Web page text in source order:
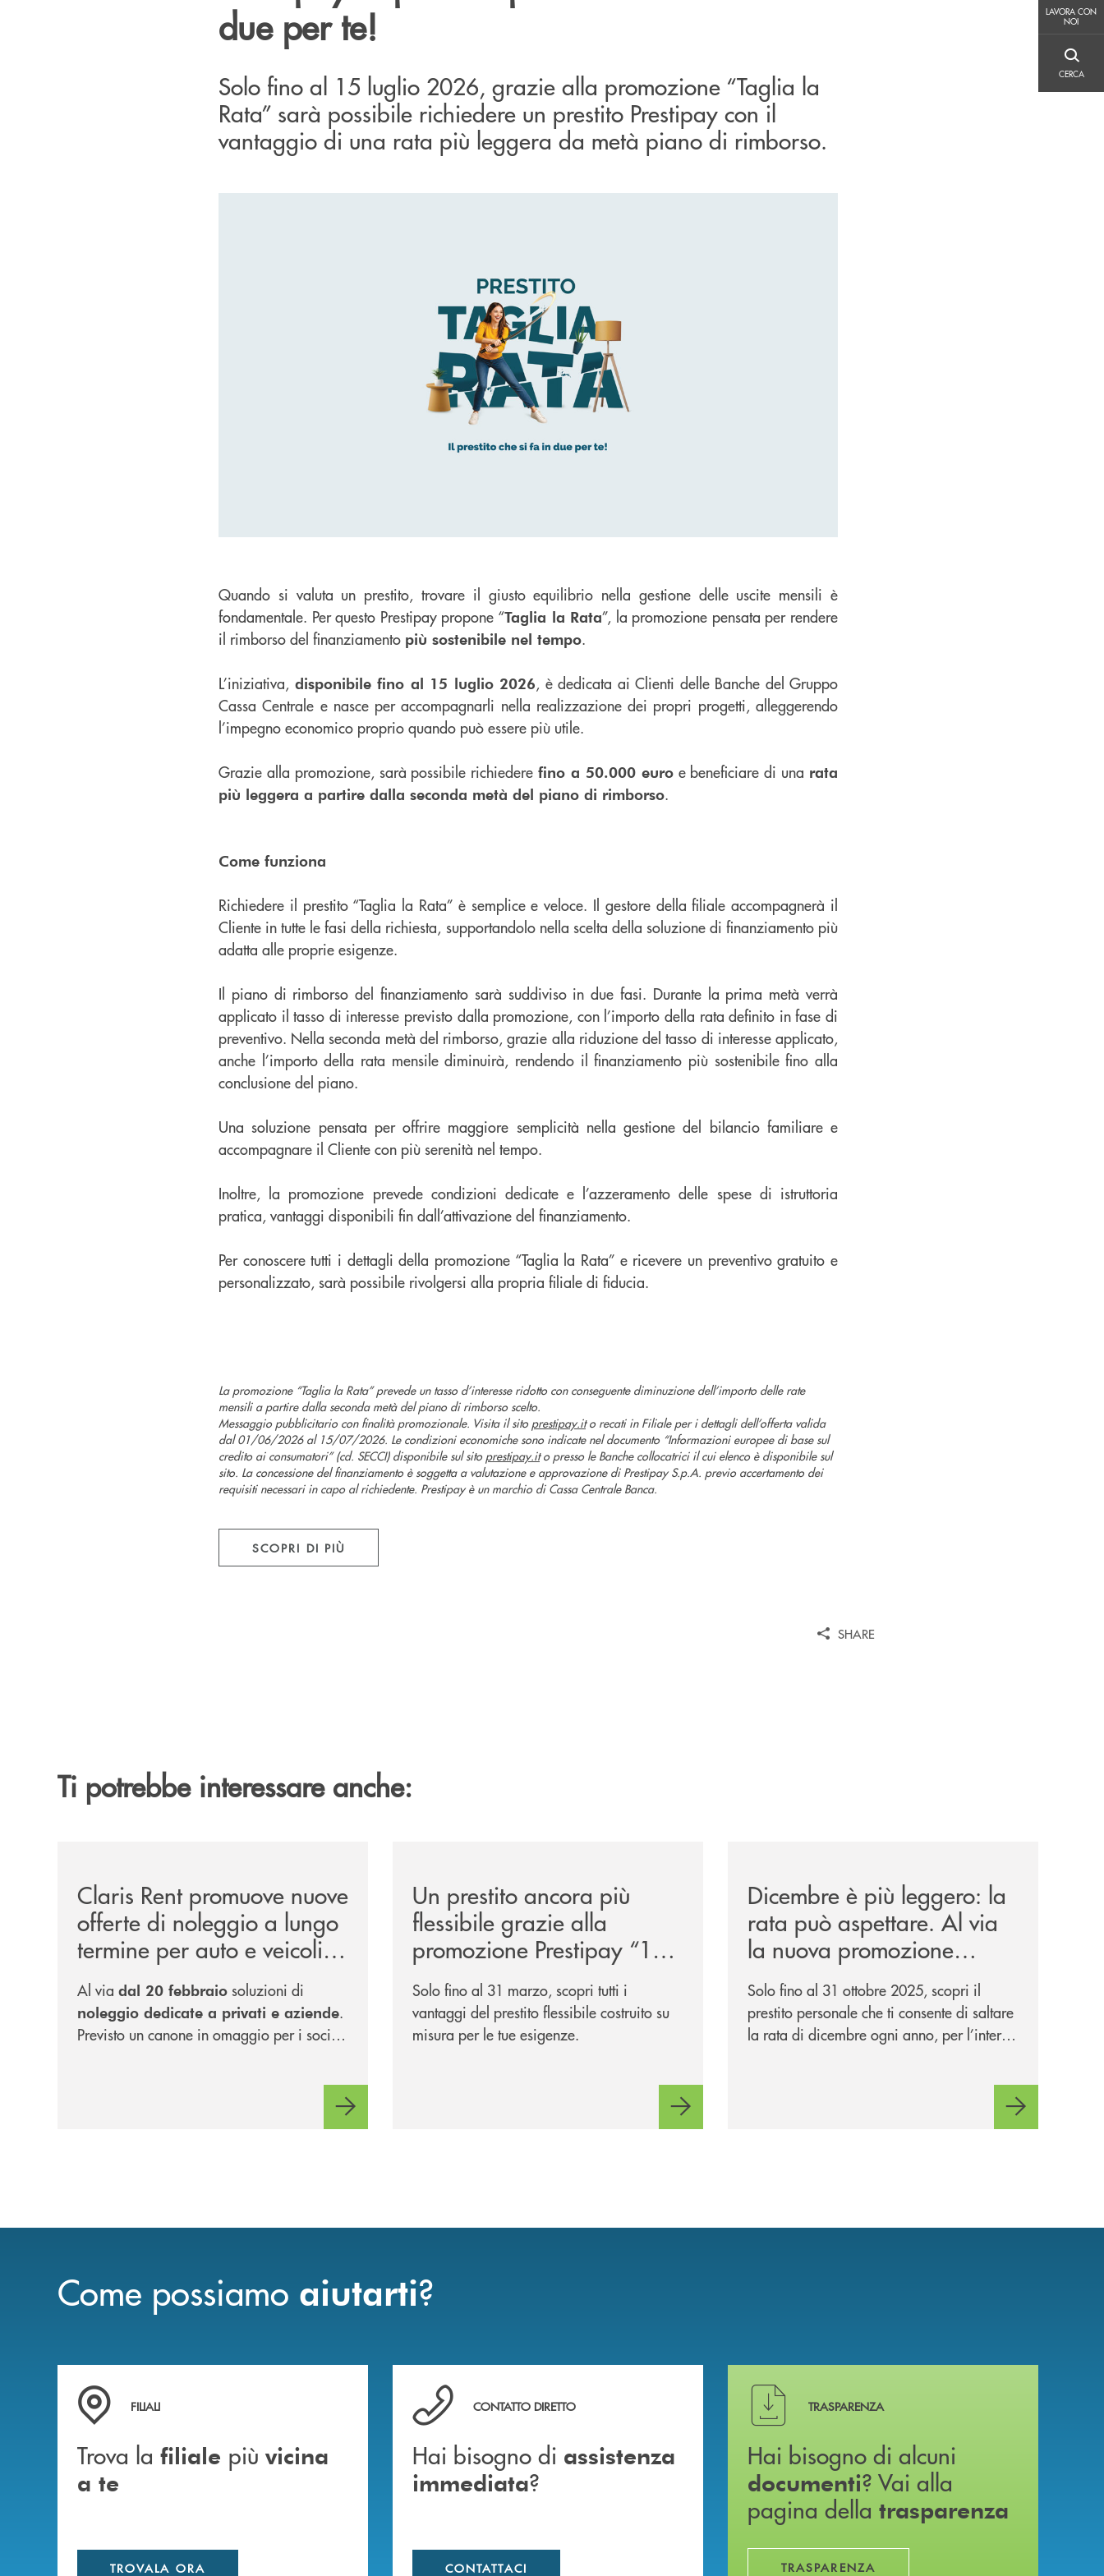
LAVORA CON
NOI
CERCA
due per te!
Solo fino al 15 luglio 2026, grazie alla promozione “Taglia la
Rata” sarà possibile richiedere un prestito Prestipay con il
vantaggio di una rata più leggera da metà piano di rimborso.
Quando si valuta un prestito, trovare il giusto equilibrio nella gestione delle uscite mensili è
fondamentale. Per questo Prestipay propone “Taglia la Rata”, la promozione pensata per rendere
il rimborso del finanziamento più sostenibile nel tempo.
L’iniziativa, disponibile fino al 15 luglio 2026, è dedicata ai Clienti delle Banche del Gruppo
Cassa Centrale e nasce per accompagnarli nella realizzazione dei propri progetti, alleggerendo
l’impegno economico proprio quando può essere più utile.
Grazie alla promozione, sarà possibile richiederefino a 50.000 euroe beneficiare di una rata
più leggera a partire dalla seconda metà del piano di rimborso.
Come funziona
Richiedere il prestito “Taglia la Rata” è semplice e veloce. Il gestore della filiale accompagnerà il
Cliente in tutte le fasi della richiesta, supportandolo nella scelta della soluzione di finanziamento più
adatta alle proprie esigenze.
Il piano di rimborso del finanziamento sarà suddiviso in due fasi. Durante la prima metà verrà
applicato il tasso di interesse previsto dalla promozione, con l’importo della rata definito in fase di
preventivo. Nella seconda metà del rimborso, grazie alla riduzione del tasso di interesse applicato,
anche l’importo della rata mensile diminuirà, rendendo il finanziamento più sostenibile fino alla
conclusione del piano.
Una soluzione pensata per offrire maggiore semplicità nella gestione del bilancio familiare e
accompagnare il Cliente con più serenità nel tempo.
Inoltre, la promozione prevede condizioni dedicate e l’azzeramento delle spese di istruttoria
pratica, vantaggi disponibili fin dall’attivazione del finanziamento.
Per conoscere tutti i dettagli della promozione “Taglia la Rata” e ricevere un preventivo gratuito e
personalizzato, sarà possibile rivolgersi alla propria filiale di fiducia.
La promozione “Taglia la Rata” prevede un tasso d’interesse ridotto con conseguente diminuzione dell’importo delle rate
mensili a partire dalla seconda metà del piano di rimborso scelto.
Messaggio pubblicitario con finalità promozionale. Visita il sito prestipay.ito recati in Filiale per i dettagli dell’offerta valida
dal 01/06/2026 al 15/07/2026. Le condizioni economiche sono indicate nel documento “Informazioni europee di base sul
credito ai consumatori” (cd. SECCI) disponibile sul sito prestipay.ito presso le Banche collocatrici il cui elenco è disponibile sul
sito. La concessione del finanziamento è soggetta a valutazione e approvazione di Prestipay S.p.A. previo accertamento dei
requisiti necessari in capo al richiedente. Prestipay è un marchio di Cassa Centrale Banca.
SCOPRI DI PIÙ
SHARE
Ti potrebbe interessare anche:
Claris Rent promuove nuove
offerte di noleggio a lungo
termine per auto e veicoli
commerciali
Al via dal 20 febbraio soluzioni di
noleggio dedicate a privati e aziende.
Previsto un canone in omaggio per i soci
Un prestito ancora più
flessibile grazie alla
promozione Prestipay “110
Volte Su Misura per Te!”
Solo fino al 31 marzo, scopri tutti i
vantaggi del prestito flessibile costruito su
misura per le tue esigenze.
Dicembre è più leggero: la
rata può aspettare. Al via
la nuova promozione
“Salta la Rata” di
Prestipay.
Solo fino al 31 ottobre 2025, scopri il
prestito personale che ti consente di saltare
la rata di dicembre ogni anno, per l’intera
premia”, ottieni un prestito Prestipay e puoi
Come possiamo aiutarti?
Trova la filiale più vicina a te
FILIALI
Trova la filiale più vicina
a te
TROVALA ORA
Hai bisogno di assistenza immediata ?
CONTATTO DIRETTO
Hai bisogno di assistenza
immediata?
CONTATTACI
Hai bisogno di alcuni documenti ? Vai alla pagina della
TRASPARENZA
Hai bisogno di alcuni
documenti? Vai alla
pagina della trasparenza
TRASPARENZA